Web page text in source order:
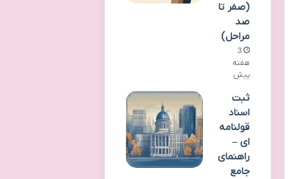
(صفر تا
صد
مراحل)
3
هفته
پیش
ثبت
اسناد
قولنامه
ای –
راهنمای
جامع